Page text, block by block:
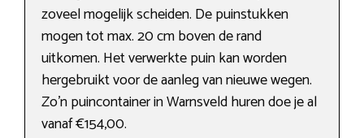
zoveel mogelijk scheiden. De puinstukken
mogen tot max. 20 cm boven de rand
uitkomen. Het verwerkte puin kan worden
hergebruikt voor de aanleg van nieuwe wegen.
Zo’n puincontainer in Warnsveld huren doe je al
vanaf €154,00.